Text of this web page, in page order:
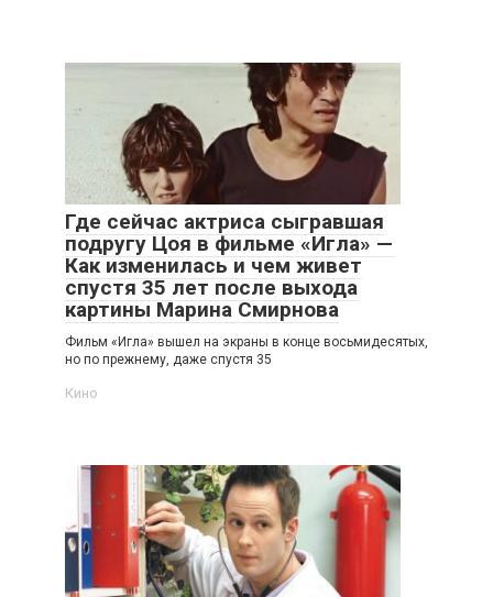
Где сейчас актриса сыгравшая
подругу Цоя в фильме «Игла» —
Как изменилась и чем живет
спустя 35 лет после выхода
картины Марина Смирнова
Фильм «Игла» вышел на экраны в конце восьмидесятых,
но по прежнему, даже спустя 35
Кино